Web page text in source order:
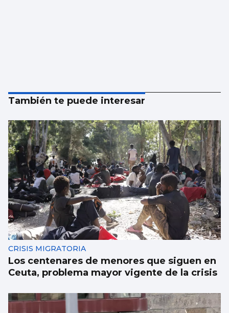
También te puede interesar
CRISIS MIGRATORIA
Los centenares de menores que siguen en
Ceuta, problema mayor vigente de la crisis